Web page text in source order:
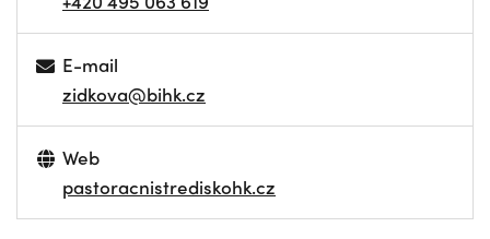
E-mail
zidkova@bihk.cz
Web
pastoracnistrediskohk.cz